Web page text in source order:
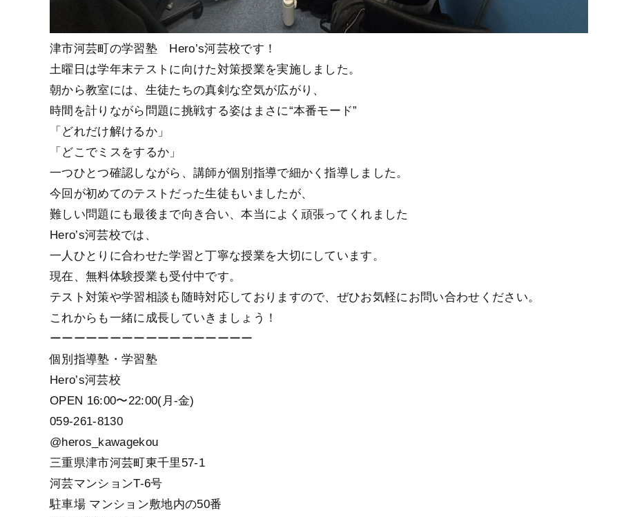
津市河芸町の学習塾 Hero’s河芸校です！
土曜日は学年末テストに向けた対策授業を実施しました。
朝から教室には、生徒たちの真剣な空気が広がり、
時間を計りながら問題に挑戦する姿はまさに“本番モード”
「どれだけ解けるか」
「どこでミスをするか」
一つひとつ確認しながら、講師が個別指導で細かく指導しました。
今回が初めてのテストだった生徒もいましたが、
難しい問題にも最後まで向き合い、本当によく頑張ってくれました️
Hero’s河芸校では、
一人ひとりに合わせた学習と丁寧な授業を大切にしています。
現在、無料体験授業も受付中です。
テスト対策や学習相談も随時対応しておりますので、ぜひお気軽にお問い合わせください。
これからも一緒に成長していきましょう！
ーーーーーーーーーーーーーーーーー
個別指導塾・学習塾
Hero’s河芸校
OPEN 16:00〜22:00(月-金)
059-261-8130
@heros_kawagekou
三重県津市河芸町東千里57-1
河芸マンションT-6号
駐車場 マンション敷地内の50番